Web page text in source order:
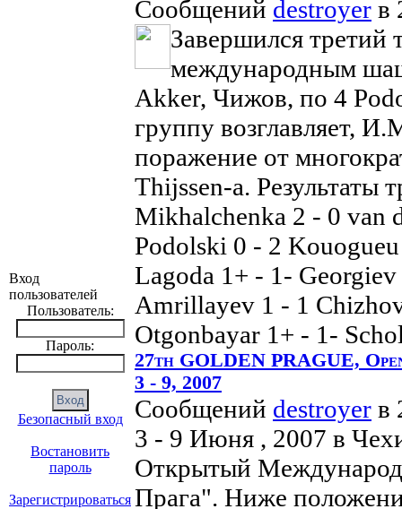
Вход
пользователей
Пользователь:
Пароль:
Безопасный вход
Востановить
пароль
Зарегистрироваться
Сообщений destroyer в
Завершился третий
международным
Akker, Чижов, по 4
группу возглавляет,
поражение от
Thijssen-а. Результаты
Mikhalchenka 2 - 0 van
Podolski 0 - 2
Lagoda 1+ - 1-
Amrillayev 1 - 1
Otgonbayar 1+ - 1-
27th GOLDEN PRAGUE,
3 - 9, 2007
Сообщений destroyer в
3 - 9 Июня , 2007 в
Открытый
Прага". Ниже